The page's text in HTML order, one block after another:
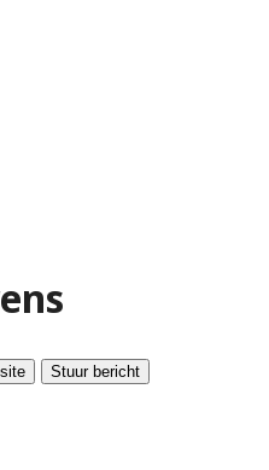
Stuur bericht